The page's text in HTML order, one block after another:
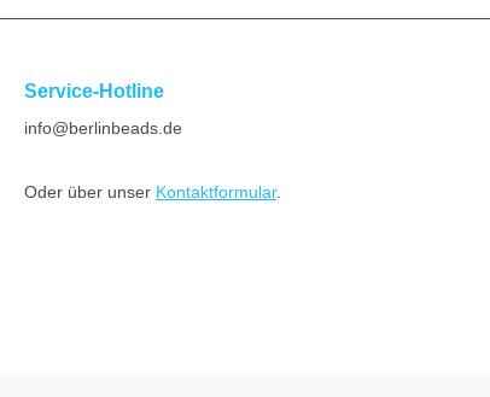
Service-Hotline
info@berlinbeads.de
Oder über unser Kontaktformular.